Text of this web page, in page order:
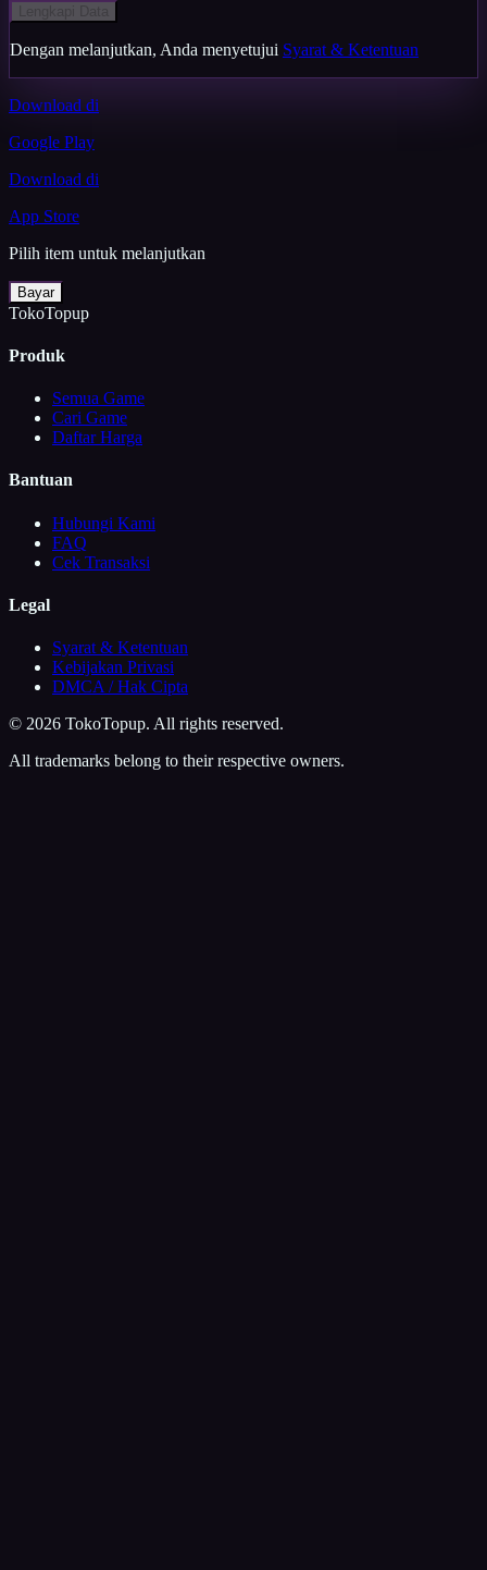
Dengan melanjutkan, Anda menyetujui Syarat & Ketentuan
Download di
Google Play
Download di
App Store
Pilih item untuk melanjutkan
Bayar
TokoTopup
Produk
Semua Game
Cari Game
Daftar Harga
Bantuan
Hubungi Kami
FAQ
Cek Transaksi
Legal
Syarat & Ketentuan
Kebijakan Privasi
DMCA / Hak Cipta
© 2026 TokoTopup. All rights reserved.
All trademarks belong to their respective owners.